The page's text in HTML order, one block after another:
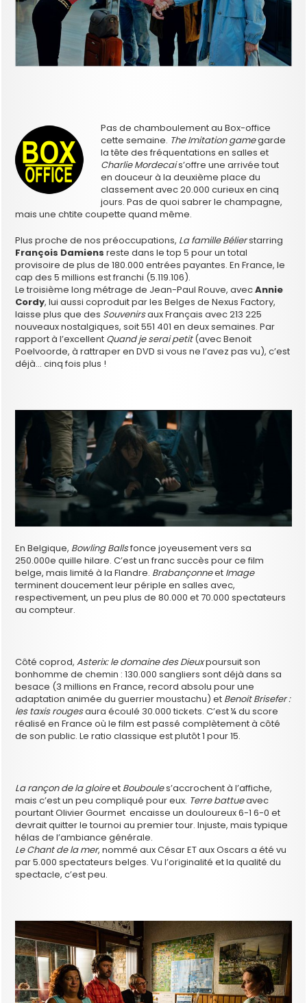
Pas de chamboulement au Box-office
cette semaine. The Imitation gamegarde
la tête des fréquentations en salles et
Charlie Mordecais’offre une arrivée tout
en douceur à la deuxième place du
classement avec 20.000 curieux en cinq
jours. Pas de quoi sabrer le champagne,
mais une chtite coupette quand même.
Plus proche de nos préoccupations, La famille Bélierstarring
François Damiens reste dans le top 5 pour un total
provisoire de plus de 180.000 entrées payantes. En France, le
cap des 5 millions est franchi (5.119.106).
Le troisième long métrage de Jean-Paul Rouve, avecAnnie
Cordy, lui aussi coproduit par les Belges de Nexus Factory,
laisse plus que des Souvenirsaux Français avec 213 225
nouveaux nostalgiques, soit 551 401 en deux semaines. Par
rapport à l’excellent Quand je serai petit(avec Benoit
Poelvoorde, à rattraper en DVD si vous ne l’avez pas vu), c’est
déjà… cinq fois plus !
En Belgique, Bowling Ballsfonce joyeusement vers sa
250.000e quille hilare. C’est un franc succès pour ce film
belge, mais limité à la Flandre. Brabançonneet Image
terminent doucement leur périple en salles avec,
respectivement, un peu plus de 80.000 et 70.000 spectateurs
au compteur.
Côté coprod,Asterix: le domaine des Dieuxpoursuit son
bonhomme de chemin : 130.000 sangliers sont déjà dans sa
besace (3 millions en France, record absolu pour une
adaptation animée du guerrier moustachu) et Benoit Brisefer :
les taxis rougesaura écoulé 30.000 tickets. C’est ¼ du score
réalisé en France où le film est passé complètement à côté
de son public. Le ratio classique est plutôt 1 pour 15.
La rançon de la gloireet Bouboules’accrochent à l’affiche,
mais c’est un peu compliqué pour eux. Terre battueavec
pourtant Olivier Gourmet encaisse un douloureux 6-1 6-0 et
devrait quitter le tournoi au premier tour. Injuste, mais typique
hélas de l’ambiance générale.
Le Chant de la mer, nommé aux César ET aux Oscars a été vu
par 5.000 spectateurs belges. Vu l’originalité et la qualité du
spectacle, c’est peu.